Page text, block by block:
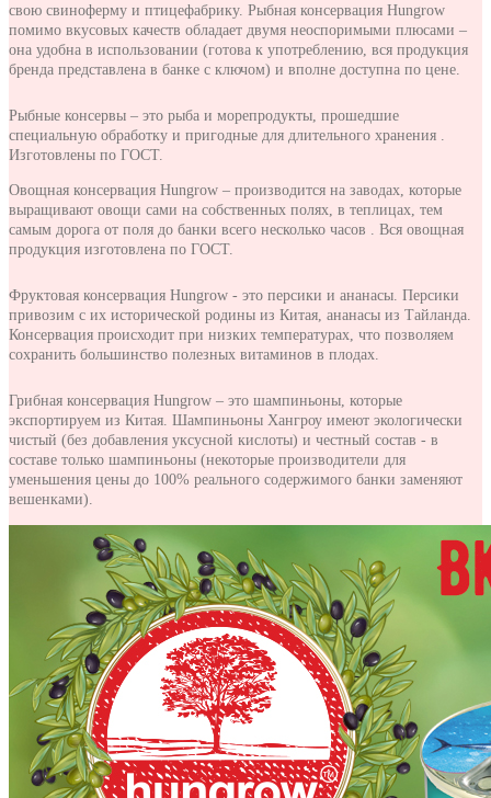
свою свиноферму и птицефабрику. Рыбная консервация Hungrow
помимо вкусовых качеств обладает двумя неоспоримыми плюсами –
она удобна в использовании (готова к употреблению, вся продукция
бренда представлена в банке с ключом) и вполне доступна по цене.
Рыбные консервы – это рыба и морепродукты, прошедшие
специальную обработку и пригодные для длительного хранения .
Изготовлены по ГОСТ.
Овощная консервация Hungrow – производится на заводах, которые
выращивают овощи сами на собственных полях, в теплицах, тем
самым дорога от поля до банки всего несколько часов . Вся овощная
продукция изготовлена по ГОСТ.
Фруктовая консервация Hungrow - это персики и ананасы. Персики
привозим с их исторической родины из Китая, ананасы из Тайланда.
Консервация происходит при низких температурах, что позволяем
сохранить большинство полезных витаминов в плодах.
Грибная консервация Hungrow – это шампиньоны, которые
экспортируем из Китая. Шампиньоны Хангроу имеют экологически
чистый (без добавления уксусной кислоты) и честный состав - в
составе только шампиньоны (некоторые производители для
уменьшения цены до 100% реального содержимого банки заменяют
вешенками).